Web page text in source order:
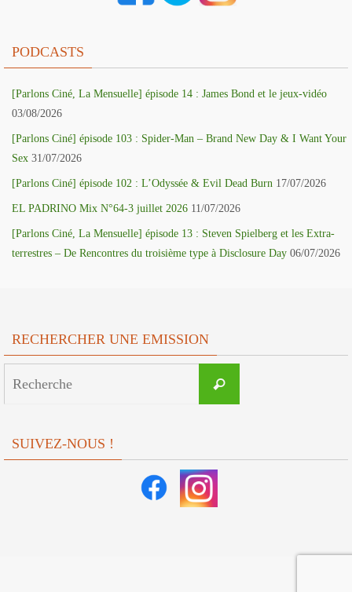
PODCASTS
[Parlons Ciné, La Mensuelle] épisode 14 : James Bond et le jeux-vidéo
03/08/2026
[Parlons Ciné] épisode 103 : Spider-Man – Brand New Day & I Want Your
Sex 31/07/2026
[Parlons Ciné] épisode 102 : L’Odyssée & Evil Dead Burn 17/07/2026
EL PADRINO Mix N°64-3 juillet 2026 11/07/2026
[Parlons Ciné, La Mensuelle] épisode 13 : Steven Spielberg et les Extra-
terrestres – De Rencontres du troisième type à Disclosure Day 06/07/2026
RECHERCHER UNE EMISSION
Recherche
SUIVEZ-NOUS !